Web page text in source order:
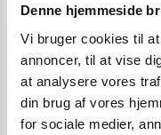
Denne hjemmeside
Vi bruger cookies til
annoncer, til at vise
at analysere vores
din brug af vores
for sociale medier,